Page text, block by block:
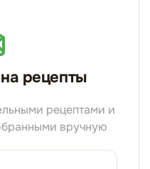
рецепты
рецептами и
вручную